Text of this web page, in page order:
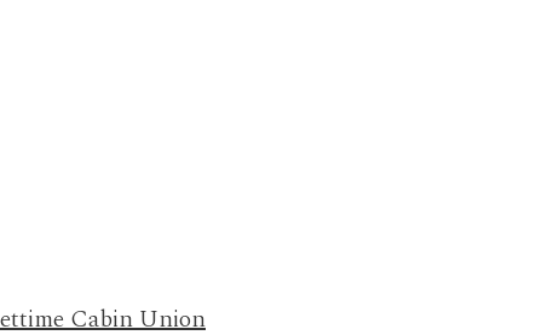
Cabin Union